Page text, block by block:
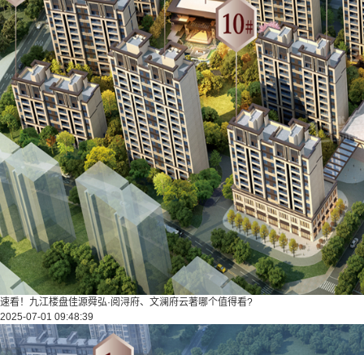
速看！九江楼盘佳源舜弘·阅浔府、文澜府云著哪个值得看?
2025-07-01 09:48:39